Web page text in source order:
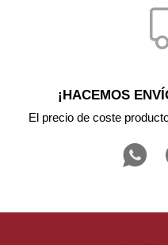
¡HACEMOS
El precio de coste